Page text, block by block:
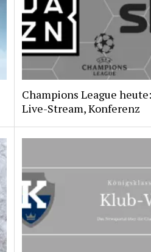
Champions League
Live-Stream, Konferenz